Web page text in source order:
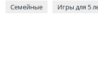
Семейные
Игры для 5